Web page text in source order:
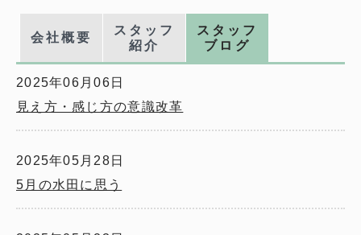
会社概要
スタッフ
紹介
スタッフ
ブログ
2025年06月06日
見え方・感じ方の意識改革
2025年05月28日
5月の水田に思う